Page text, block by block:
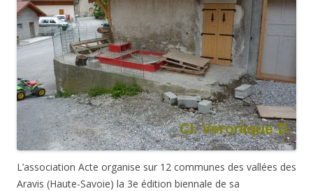
L’association Acte organise sur 12 communes des vallées des
Aravis (Haute-Savoie) la 3e édition biennale de sa